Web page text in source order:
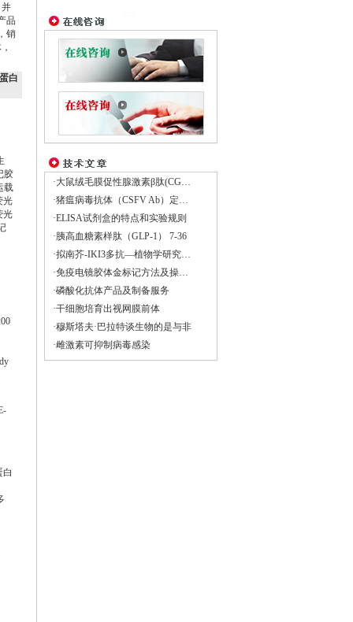
品
销
白
胶
载
光
光
白
·大鼠绒毛膜促性腺激素β肽(CGβ)Elisa试剂盒
·猪瘟病毒抗体（CSFV Ab）定量检测试剂盒
·ELISA试剂盒的特点和实验规则
·胰高血糖素样肽（GLP-1） 7-36
·拟南芥-IKI3多抗―植物学研究的重要工具
·免疫电镜胶体金标记方法及操做（仅供参考）
·磷酸化抗体产品及制备服务
·干细胞培育出视网膜前体
·穆斯塔夫·巴拉特谈生物的是与非
·雌激素可抑制病毒感染